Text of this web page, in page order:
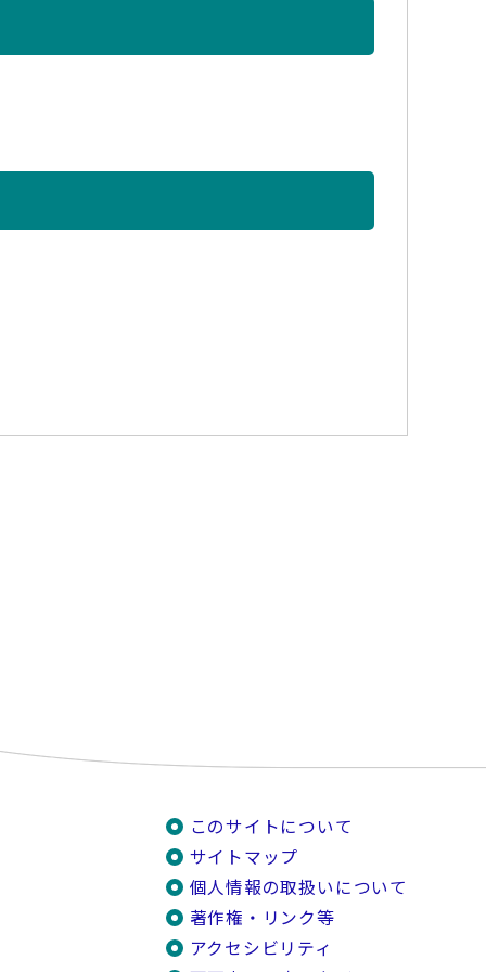
このサイトについて
サイトマップ
個人情報の取扱いについて
著作権・リンク等
アクセシビリティ